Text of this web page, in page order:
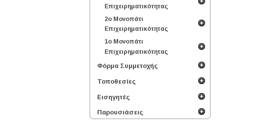
Επιχειρηματικότητας
2ο Μονοπάτι
Επιχειρηματικότητας
1ο Μονοπάτι
Επιχειρηματικότητας
Φόρμα Συμμετοχής
Τοποθεσίες
Εισηγητές
Παρουσιάσεις